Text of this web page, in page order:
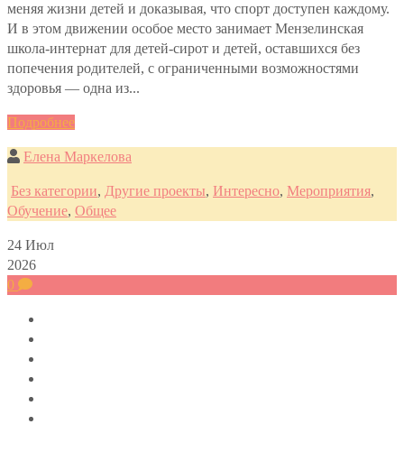
меняя жизни детей и доказывая, что спорт доступен каждому.
И в этом движении особое место занимает Мензелинская
школа-интернат для детей-сирот и детей, оставшихся без
попечения родителей, с ограниченными возможностями
здоровья — одна из...
Подробнее
Елена Маркелова
Без категории, Другие проекты, Интересно, Мероприятия,
Обучение, Общее
24 Июл
2026
0